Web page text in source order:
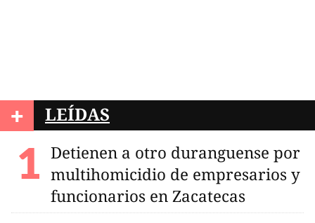
+ LEÍDAS
Detienen a otro duranguense por
multihomicidio de empresarios y
funcionarios en Zacatecas